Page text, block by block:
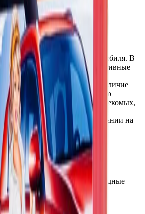
для стекол и зеркал автомобиля. В
входят поверхностно-активные
гидрофобные добавки,
синтетические ферменты. Наличие
составе позволяет эффективно
в том числе остатки насекомых,
при очистке стекла,
запотеванию при использовании на
стекол автомобиля.
оборудование и расходные